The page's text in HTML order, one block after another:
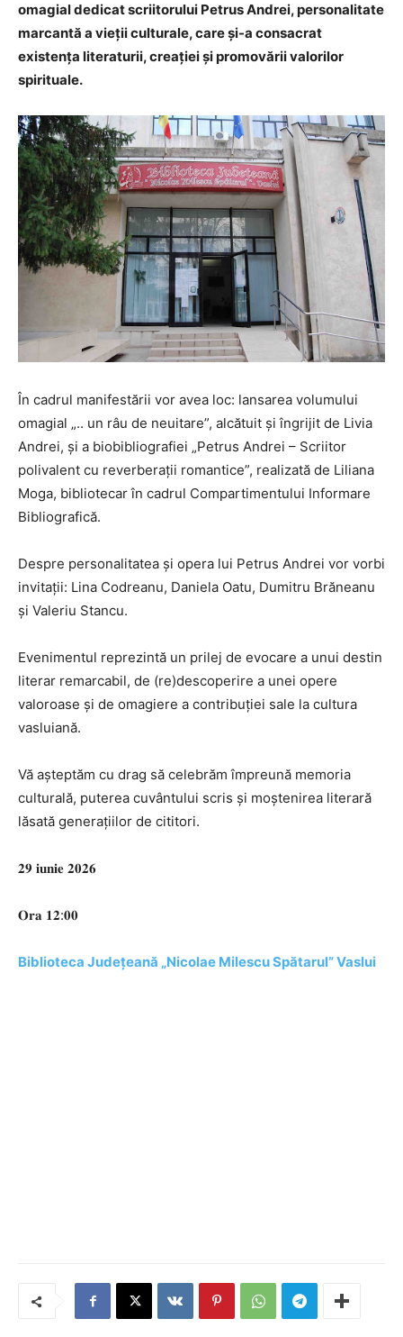
omagial dedicat scriitorului Petrus Andrei, personalitate
marcantă a vieții culturale, care și-a consacrat
existența literaturii, creației și promovării valorilor
spirituale.
În cadrul manifestării vor avea loc: lansarea volumului
omagial „.. un râu de neuitare”, alcătuit și îngrijit de Livia
Andrei, și a biobibliografiei „Petrus Andrei – Scriitor
polivalent cu reverberații romantice”, realizată de Liliana
Moga, bibliotecar în cadrul Compartimentului Informare
Bibliografică.
Despre personalitatea și opera lui Petrus Andrei vor vorbi
invitații: Lina Codreanu, Daniela Oatu, Dumitru Brăneanu
și Valeriu Stancu.
Evenimentul reprezintă un prilej de evocare a unui destin
literar remarcabil, de (re)descoperire a unei opere
valoroase și de omagiere a contribuției sale la cultura
vasluiană.
Vă așteptăm cu drag să celebrăm împreună memoria
culturală, puterea cuvântului scris și moștenirea literară
lăsată generațiilor de cititori.
𝟐𝟗 𝐢𝐮𝐧𝐢𝐞 𝟐𝟎𝟐𝟔
𝐎𝐫𝐚 𝟏𝟐:𝟎𝟎
Biblioteca Judeţeană „Nicolae Milescu Spătarul” Vaslui